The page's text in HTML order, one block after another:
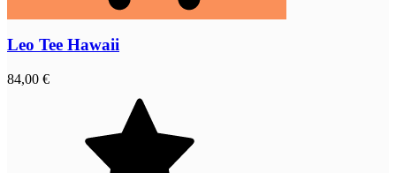
Leo Tee Hawaii
84,00 €